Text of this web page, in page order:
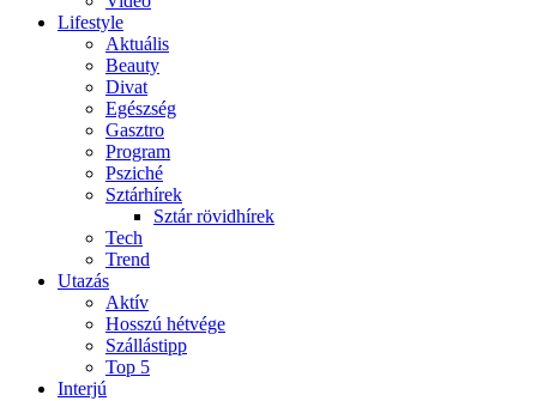
Lifestyle
Aktuális
Beauty
Divat
Egészség
Gasztro
Program
Psziché
Sztárhírek
Sztár rövidhírek
Tech
Trend
Utazás
Aktív
Hosszú hétvége
Szállástipp
Top 5
Interjú